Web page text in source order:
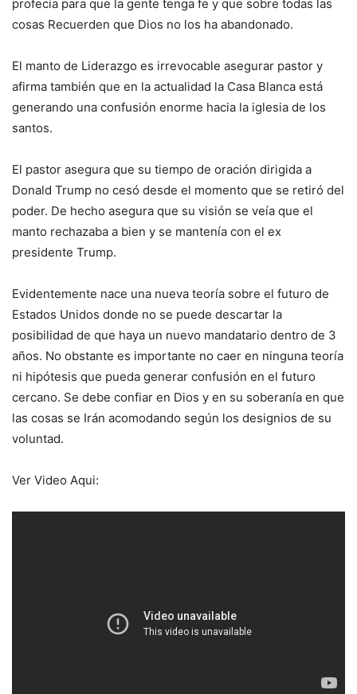
profecía para que la gente tenga fe y que sobre todas las
cosas Recuerden que Dios no los ha abandonado.
El manto de Liderazgo es irrevocable asegurar pastor y
afirma también que en la actualidad la Casa Blanca está
generando una confusión enorme hacia la iglesia de los
santos.
El pastor asegura que su tiempo de oración dirigida a
Donald Trump no cesó desde el momento que se retiró del
poder. De hecho asegura que su visión se veía que el
manto rechazaba a bien y se mantenía con el ex
presidente Trump.
Evidentemente nace una nueva teoría sobre el futuro de
Estados Unidos donde no se puede descartar la
posibilidad de que haya un nuevo mandatario dentro de 3
años. No obstante es importante no caer en ninguna teoría
ni hipótesis que pueda generar confusión en el futuro
cercano. Se debe confiar en Dios y en su soberanía en que
las cosas se Irán acomodando según los designios de su
voluntad.
Ver Video Aqui: